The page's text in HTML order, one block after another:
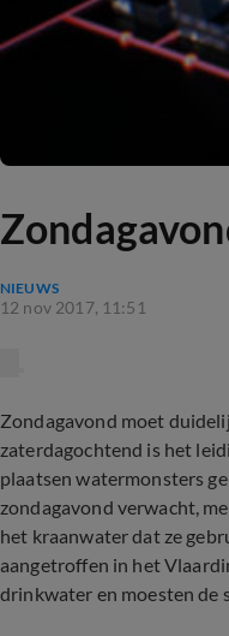
NIEUWS
12 nov 2017, 11:51
Zondagavond moet
zaterdagochtend is het
plaatsen watermonsters
zondagavond verwacht,
het kraanwater dat ze
aangetroffen in het
drinkwater en moesten de